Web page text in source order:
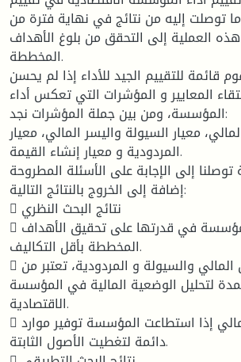
توصلت إليه من نتائج في نهاية فترة من
العملية إلى التحقق من بلوغ الأهداف
المخططة.
قائمة للتقييم الجيد للأداء إذا لم يحسن
المعايير و المؤشرات التي تعكس أداء
المؤسسة، ومن بين جملة المؤشرات نجد:
معيار السيولة واليسر المالي، معيار
المردودية و معيار إنشاء القيمة.
إلى الإجابة على الأسئلة المطروحة
إضافة إلى الخروج بالنتائج التالية:
 نتائج البحث النظري
 يتمثل أداء المؤسسة في قدرتها على تحقيق الأهداف
المخططة بأقل التكاليف.
 مؤشرات التوازن المالي والسيولة و المردودية، تعتبر من
لتحليل الوضعية المالية في المؤسسة
الاقتصادية.
 يتحقق التوازن المالي إذا استطاعت المؤسسة توفير موارد
دائمة لتغطيت الأصول الثابتة.